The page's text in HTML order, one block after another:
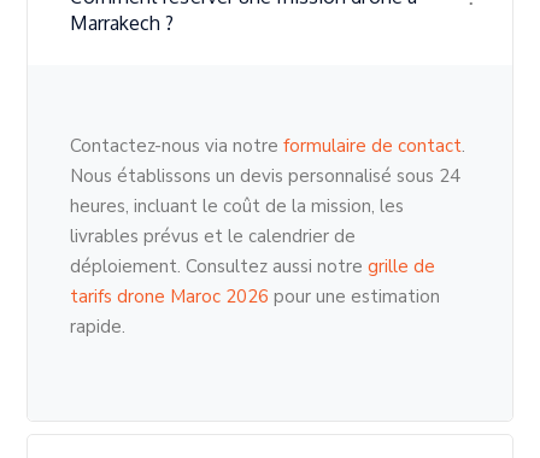
Marrakech ?
Contactez-nous via notreformulaire de contact.
Nous établissons un devis personnalisé sous 24
heures, incluant le coût de la mission, les
livrables prévus et le calendrier de
déploiement. Consultez aussi notregrille de
tarifs drone Maroc 2026 pour une estimation
rapide.